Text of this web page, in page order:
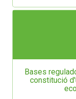
Bases
constitució